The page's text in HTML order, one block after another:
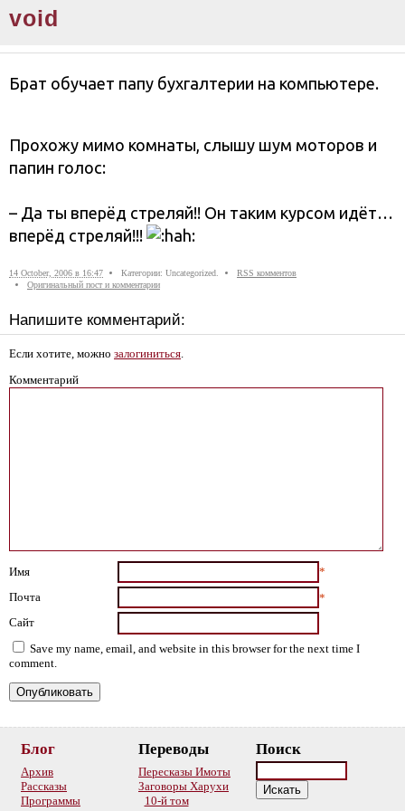
void
Брат обучает папу бухгалтерии на компьютере.
Прохожу мимо комнаты, слышу шум моторов и
папин голос:
– Да ты вперёд стреляй!! Он таким курсом идёт…
вперёд стреляй!!!
14 October, 2006 в 16:47 Категории: Uncategorized.
RSS комментов
Оригинальный пост и комментарии
Напишите комментарий:
Если хотите, можно залогиниться.
Комментарий
Имя
*
Почта
*
Сайт
Save my name, email, and website in this browser for the next time I
comment.
Блог
Архив
Рассказы
Программы
Переводы
Пересказы Имоты
Заговоры Харухи
10-й том
Поиск